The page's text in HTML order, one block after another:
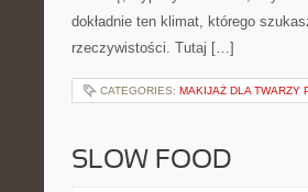
dokładnie ten klimat, którego
rzeczywistości. Tutaj […]
CATEGORIES: MAKIJAŻ DLA TWARZY
SLOW FOOD